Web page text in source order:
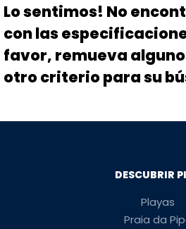
Lo sentimos! No
con las
favor, remueva
otro criterio para su
DESCUBRIR
Playas
Praia da